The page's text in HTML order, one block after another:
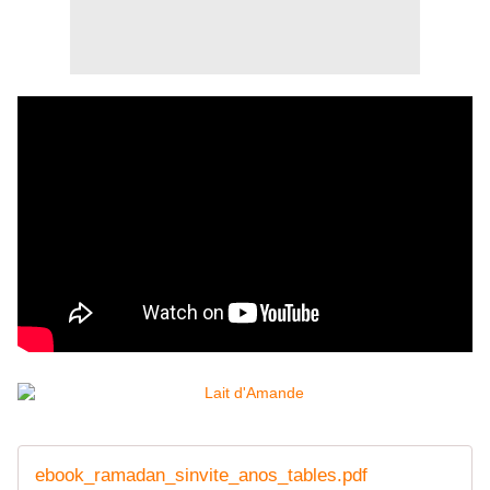
ebook_ramadan_sinvite_anos_tables.pdf